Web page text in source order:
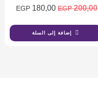
200,00
EGP
180,00
EGP
إضافة إلى السلة